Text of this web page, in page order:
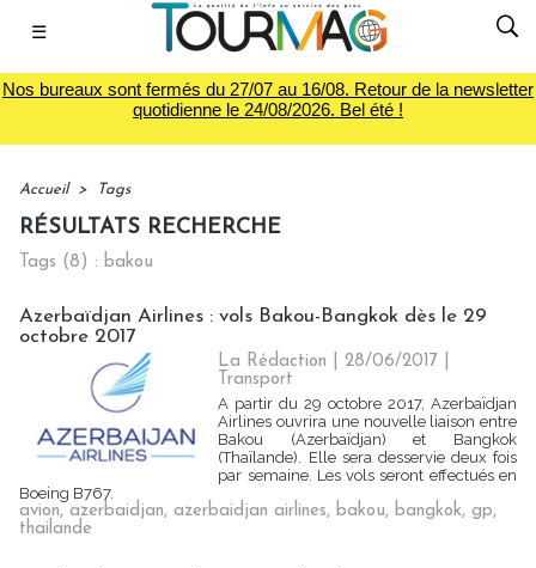
☰
Nos bureaux sont fermés du 27/07 au 16/08. Retour de la newsletter
quotidienne le 24/08/2026. Bel été !
Accueil > Tags
RÉSULTATS RECHERCHE
Tags (8) : bakou
Azerbaïdjan Airlines : vols Bakou-Bangkok dès le 29
octobre 2017
La Rédaction | 28/06/2017
Transport
A partir du 29 octobre 2017, Azerbaïdjan
Airlines ouvrira une nouvelle liaison entre
Bakou (Azerbaïdjan) et Bangkok
(Thaïlande). Elle sera desservie deux fois
par semaine. Les vols seront effectués en
Boeing B767.
avion, azerbaidjan, azerbaidjan airlines, bakou, bangkok, gp,
thailande